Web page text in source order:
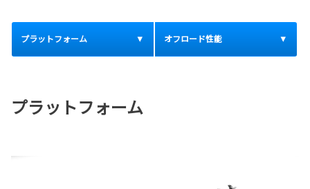
プラットフォーム オフロード性能
プラットフォーム